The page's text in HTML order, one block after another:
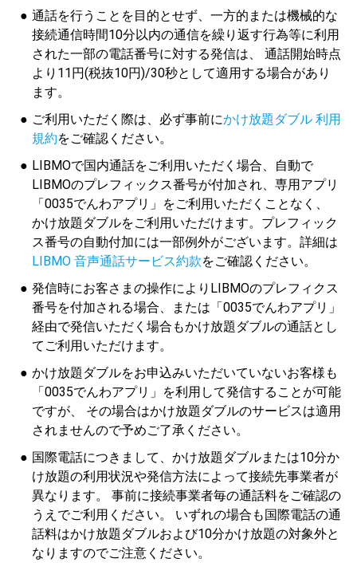
通話を行うことを目的とせず、一方的または機械的な
接続通信時間10分以内の通信を繰り返す行為等に利用
された一部の電話番号に対する発信は、 通話開始時点
より11円(税抜10円)/30秒として適用する場合があり
ます。
ご利用いただく際は、必ず事前にかけ放題ダブル 利用
規約をご確認ください。
LIBMOで国内通話をご利用いただく場合、自動で
LIBMOのプレフィックス番号が付加され、専用アプリ
「0035でんわアプリ」をご利用いただくことなく、
かけ放題ダブルをご利用いただけます。プレフィック
ス番号の自動付加には一部例外がございます。詳細は
LIBMO 音声通話サービス約款をご確認ください。
発信時にお客さまの操作によりLIBMOのプレフィクス
番号を付加される場合、または「0035でんわアプリ」
経由で発信いただく場合もかけ放題ダブルの通話とし
てご利用いただけます。
かけ放題ダブルをお申込みいただいていないお客様も
「0035でんわアプリ」を利用して発信することが可能
ですが、 その場合はかけ放題ダブルのサービスは適用
されませんので予めご了承ください。
国際電話につきまして、かけ放題ダブルまたは10分か
け放題の利用状況や発信方法によって接続先事業者が
異なります。 事前に接続事業者毎の通話料をご確認の
うえでご利用ください。 いずれの場合も国際電話の通
話料はかけ放題ダブルおよび10分かけ放題の対象外と
なりますのでご注意ください。